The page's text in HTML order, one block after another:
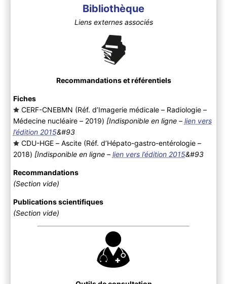
Bibliothèque
Liens externes associés
Recommandations et référentiels
Fiches
CERF-CNEBMN (Réf. d’Imagerie médicale – Radiologie –
Médecine nucléaire – 2019) [Indisponible en ligne – lien vers
l’édition 2015&#93
CDU-HGE – Ascite (Réf. d’Hépato-gastro-entérologie –
2018) [Indisponible en ligne – lien vers l’édition 2015&#93
Recommandations
(Section vide)
Publications scientifiques
(Section vide)